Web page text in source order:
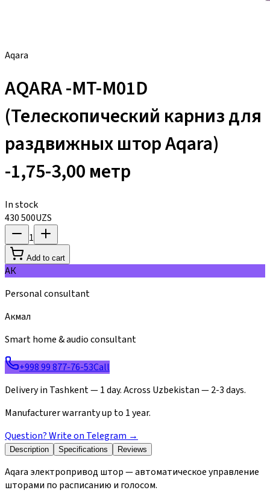
Aqara
AQARA -MT-M01D
(Телескопический карниз для
раздвижных штор Aqara)
-1,75-3,00 метр
In stock
430 500UZS
1
Add to cart
АК
Personal consultant
Акмал
Smart home & audio consultant
+998 99 877-76-53Call
Delivery in Tashkent — 1 day. Across Uzbekistan — 2-3 days.
Manufacturer warranty up to 1 year.
Question? Write on Telegram →
Description Specifications Reviews
Aqara электропривод штор — автоматическое управление
шторами по расписанию и голосом.